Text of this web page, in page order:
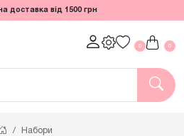
доставка від 1500 грн
0 0
Набори